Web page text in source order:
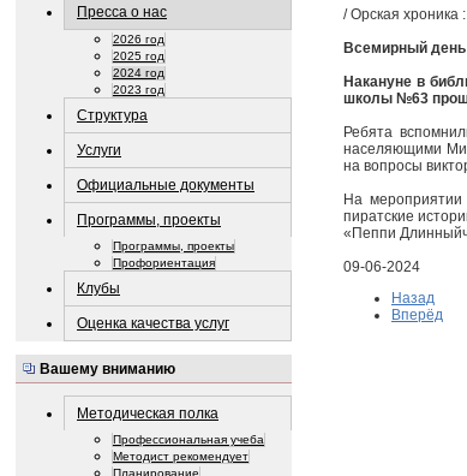
Пресса о нас
2026 год
2025 год
2024 год
2023 год
Структура
Услуги
Официальные документы
Программы, проекты
Программы, проекты
Профориентация
Клубы
Оценка качества услуг
Вашему вниманию
Методическая полка
Профессиональная учеба
Методист рекомендует
/ Орская хроника
Всемирный день
Накануне в
школы №63
Ребята
населяющими
на вопросы
На мероприятии
пиратские
«Пеппи
09-06-2024
Назад
Вперёд